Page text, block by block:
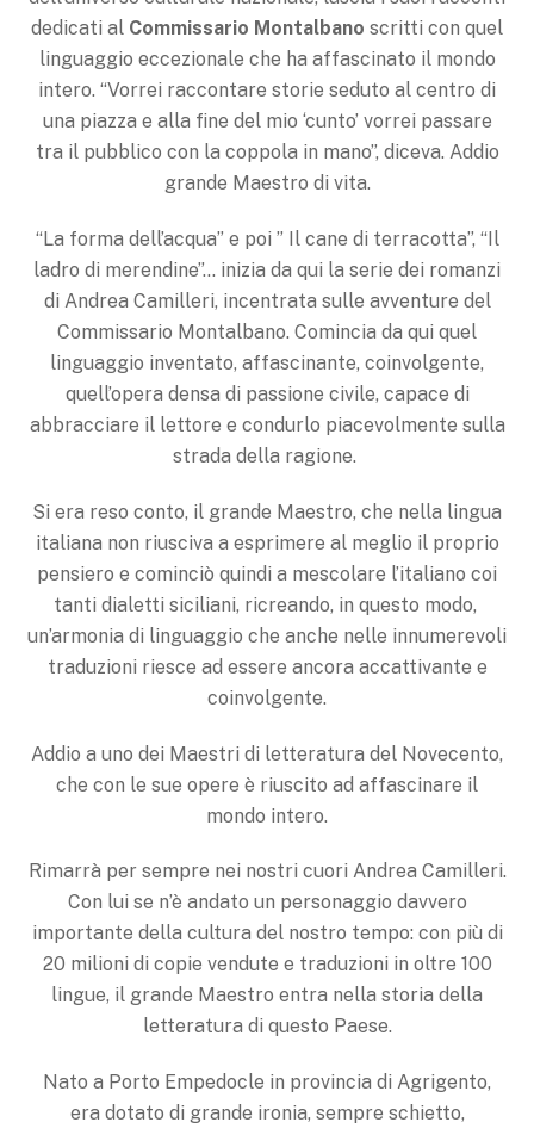
dedicati al Commissario Montalbano scritti con quel
linguaggio eccezionale che ha affascinato il mondo
intero. “Vorrei raccontare storie seduto al centro di
una piazza e alla fine del mio ‘cunto’ vorrei passare
tra il pubblico con la coppola in mano”, diceva. Addio
grande Maestro di vita.
“La forma dell’acqua” e poi ” Il cane di terracotta”, “Il
ladro di merendine”… inizia da qui la serie dei romanzi
di Andrea Camilleri, incentrata sulle avventure del
Commissario Montalbano. Comincia da qui quel
linguaggio inventato, affascinante, coinvolgente,
quell’opera densa di passione civile, capace di
abbracciare il lettore e condurlo piacevolmente sulla
strada della ragione.
Si era reso conto, il grande Maestro, che nella lingua
italiana non riusciva a esprimere al meglio il proprio
pensiero e cominciò quindi a mescolare l’italiano coi
tanti dialetti siciliani, ricreando, in questo modo,
un’armonia di linguaggio che anche nelle innumerevoli
traduzioni riesce ad essere ancora accattivante e
coinvolgente.
Addio a uno dei Maestri di letteratura del Novecento,
che con le sue opere è riuscito ad affascinare il
mondo intero.
Rimarrà per sempre nei nostri cuori Andrea Camilleri.
Con lui se n’è andato un personaggio davvero
importante della cultura del nostro tempo: con più di
20 milioni di copie vendute e traduzioni in oltre 100
lingue, il grande Maestro entra nella storia della
letteratura di questo Paese.
Nato a Porto Empedocle in provincia di Agrigento,
era dotato di grande ironia, sempre schietto,